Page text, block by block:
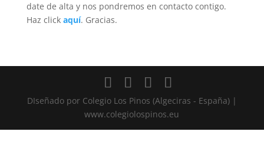
date de alta y nos pondremos en contacto contigo.
Haz click aquí. Gracias.
DIseñado por Colegio Los Pinos (Algeciras - España) |
www.colegiolospinos.eu